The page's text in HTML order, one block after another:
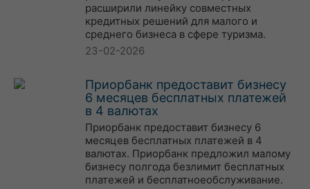
расширили линейку совместных
кредитных решений для малого и
среднего бизнеса в сфере туризма.
23-02-2026
Приорбанк предоставит бизнесу
6 месяцев бесплатных платежей
в 4 валютах
Приорбанк предоставит бизнесу 6
месяцев бесплатных платежей в 4
валютах. Приорбанк предложил малому
бизнесу полгода безлимит бесплатных
платежей и бесплатноеобслуживание.